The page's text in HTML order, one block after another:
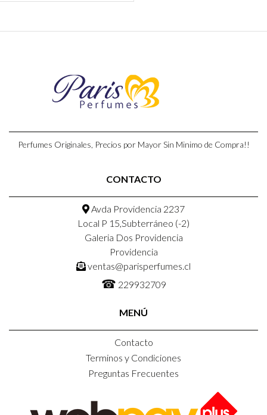
Perfumes Originales, Precios por Mayor Sin Minimo de Compra!!
CONTACTO
Avda Providencia 2237
Local P 15,Subterráneo (-2)
Galeria Dos Providencia
Providencia
ventas@parisperfumes.cl
☎ 229932709
MENÚ
Contacto
Terminos y Condiciones
Preguntas Frecuentes